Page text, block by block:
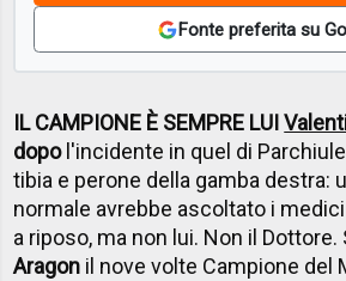
Fonte preferita su
IL CAMPIONE È SEMPRE LUI
dopol'incidente in quel di
tibia e perone della gamba destra:
normale avrebbe ascoltato i
a riposo, ma non lui. Non il Dottore.
Aragon il nove volte Campione del